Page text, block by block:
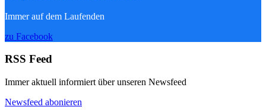
Immer auf dem Laufenden
zu Facebook
RSS Feed
Immer aktuell informiert über unseren Newsfeed
Newsfeed abonieren